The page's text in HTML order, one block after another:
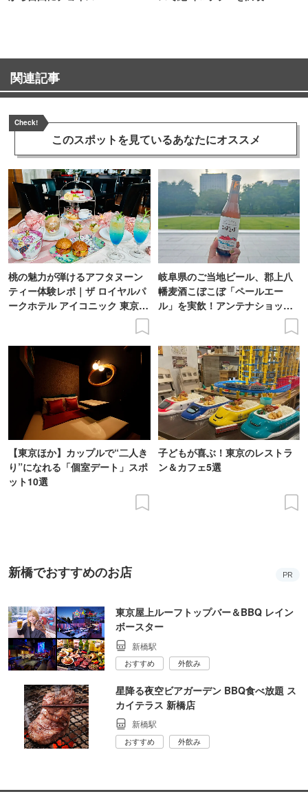
関連記事
Check!
このスポットを見ているあなたにオススメ
桃の魅力が弾けるアフタヌーン
ティー体験レポ｜ザ ロイヤルパ
ークホテル アイコニック 東京汐
岐阜県のご当地ビール、郡上八
幡麦酒こぼこぼ「ペールエー
ル」を実飲！アンテナショップ
【東京ほか】カップルで“二人き
り”になれる「個室デート」スポ
ット10選
子どもが喜ぶ！東京のレストラ
ン＆カフェ5選
新橋でおすすめのお店 PR
東京屋上ルーフトップバー＆BBQ レイン
ボースター
新橋駅
おすすめ 外飲み
星降る夜空ビアガーデン BBQ食べ放題 ス
カイテラス 新橋店
新橋駅
おすすめ 外飲み